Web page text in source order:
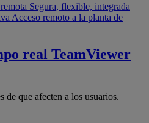
Segura, flexible, integrada
Acceso remoto a la planta de
real TeamViewer
de que afecten a los usuarios.